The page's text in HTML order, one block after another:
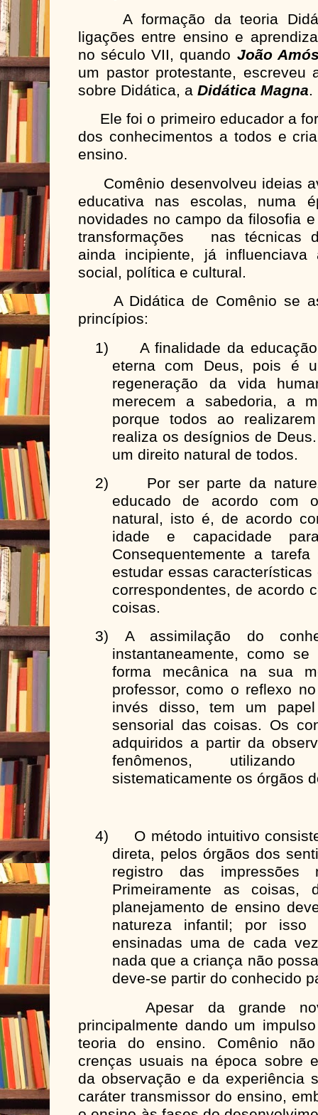
A formação da teoria
ligações entre ensino e
no século VII, quando João
um pastor protestante, escreveu
sobre Didática, a Didática Magna.
Ele foi o primeiro educador a
dos conhecimentos a todos e
ensino.
Comênio desenvolveu ideias
educativa nas escolas, numa
novidades no campo da filosofia
transformações nas técnicas
ainda incipiente, já
social, política e cultural.
A Didática de Comênio se
princípios:
1)
A finalidade da
eterna com Deus, pois é
regeneração da vida
merecem a sabedoria, a
porque todos ao
realiza os desígnios de
um direito natural de todos.
2)
Por ser parte da
educado de acordo com
natural, isto é, de acordo
idade e capacidade
Consequentemente a
estudar essas
correspondentes, de acordo
coisas.
3) A assimilação do
instantaneamente, como
forma mecânica na sua
professor, como o reflexo
invés disso, tem um
sensorial das coisas. Os
adquiridos a partir da
fenômenos,
sistematicamente os órgãos
4)
O método intuitivo
direta, pelos órgãos dos
registro das
Primeiramente as coisas,
planejamento de ensino
natureza infantil; por
ensinadas uma de cada
nada que a criança não
deve-se partir do conhecido
Apesar da grande
principalmente dando um
teoria do ensino. Comênio
crenças usuais na época sobre
da observação e da experiência
caráter transmissor do ensino,